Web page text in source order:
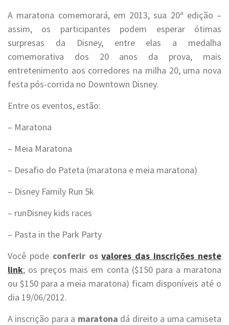
A maratona comemorará, em 2013, sua 20ª edição –
assim, os participantes podem esperar ótimas
surpresas da Disney, entre elas a medalha
comemorativa dos 20 anos da prova, mais
entretenimento aos corredores na milha 20, uma nova
festa pós-corrida no Downtown Disney.
Entre os eventos, estão:
– Maratona
– Meia Maratona
– Desafio do Pateta (maratona e meia maratona)
– Disney Family Run 5k
– runDisney kids races
– Pasta in the Park Party
Você pode conferir osvalores das inscrições neste
link; os preços mais em conta ($150 para a maratona
ou $150 para a meia maratona) ficam disponíveis até o
dia 19/06/2012.
A inscrição para a maratona dá direito a uma camiseta